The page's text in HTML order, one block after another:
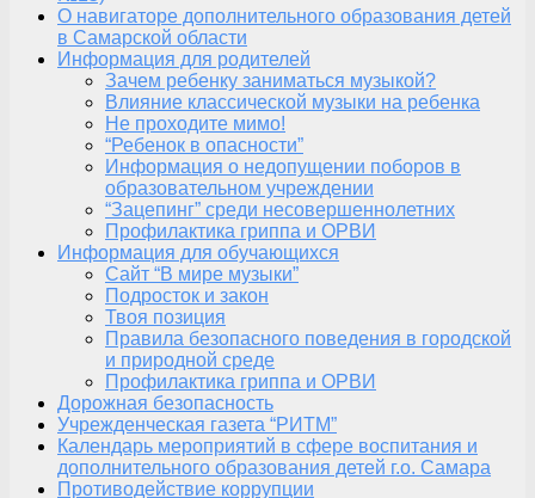
О навигаторе дополнительного образования детей
в Самарской области
Информация для родителей
Зачем ребенку заниматься музыкой?
Влияние классической музыки на ребенка
Не проходите мимо!
“Ребенок в опасности”
Информация о недопущении поборов в
образовательном учреждении
“Зацепинг” среди несовершеннолетних
Профилактика гриппа и ОРВИ
Информация для обучающихся
Сайт “В мире музыки”
Подросток и закон
Твоя позиция
Правила безопасного поведения в городской
и природной среде
Профилактика гриппа и ОРВИ
Дорожная безопасность
Учрежденческая газета “РИТМ”
Календарь мероприятий в сфере воспитания и
дополнительного образования детей г.о. Самара
Противодействие коррупции